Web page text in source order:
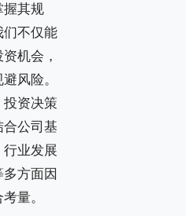
握其规
们不仅能
机会，
风险。
投资决策
合公司基
行业发展
多方面因
量。